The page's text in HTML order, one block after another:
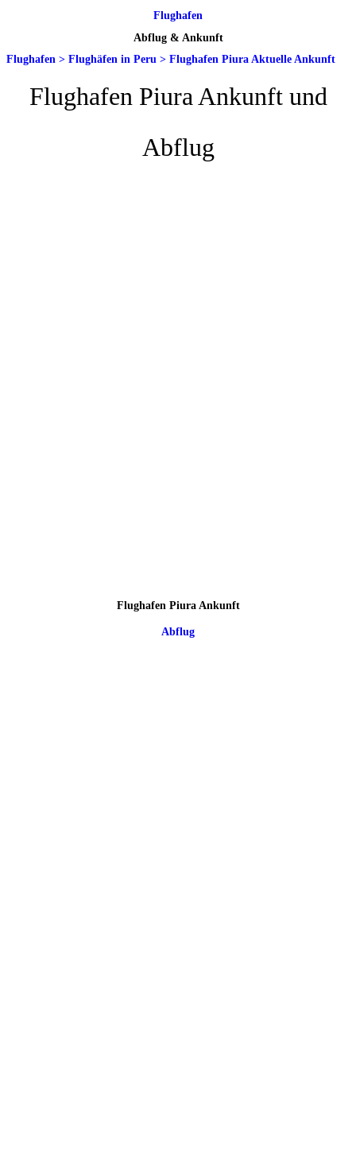
Flughafen
Abflug & Ankunft
Flughafen > Flughäfen in Peru > Flughafen Piura Aktuelle Ankunft
Flughafen Piura Ankunft und
Abflug
Flughafen Piura Ankunft
Abflug